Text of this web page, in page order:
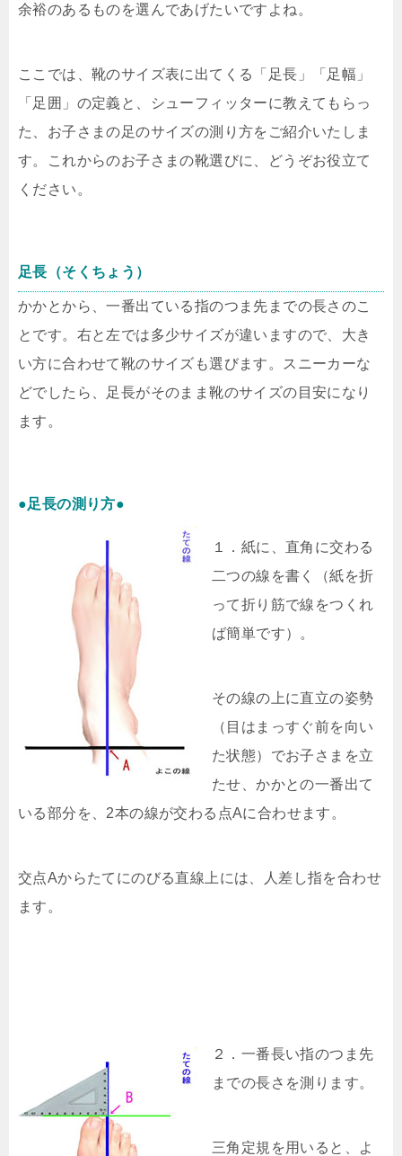
余裕のあるものを選んであげたいですよね。
ここでは、靴のサイズ表に出てくる「足長」「足幅」
「足囲」の定義と、シューフィッターに教えてもらっ
た、お子さまの足のサイズの測り方をご紹介いたしま
す。これからのお子さまの靴選びに、どうぞお役立て
ください。
足長（そくちょう）
かかとから、一番出ている指のつま先までの長さのこ
とです。右と左では多少サイズが違いますので、大き
い方に合わせて靴のサイズも選びます。スニーカーな
どでしたら、足長がそのまま靴のサイズの目安になり
ます。
●足長の測り方●
１．紙に、直角に交わる
二つの線を書く（紙を折
って折り筋で線をつくれ
ば簡単です）。
その線の上に直立の姿勢
（目はまっすぐ前を向い
た状態）でお子さまを立
たせ、かかとの一番出て
いる部分を、2本の線が交わる点Aに合わせます。
交点Aからたてにのびる直線上には、人差し指を合わせ
ます。
２．一番長い指のつま先
までの長さを測ります。
三角定規を用いると、よ